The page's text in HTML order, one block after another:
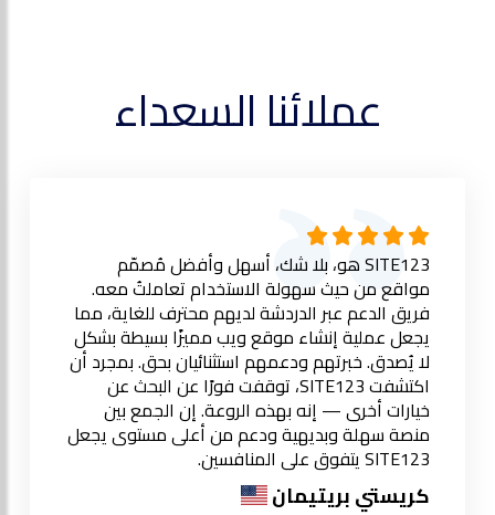
عملائنا السعداء
SITE123 هو، بلا شك، أسهل وأفضل مُصمّم
مواقع من حيث سهولة الاستخدام تعاملتُ معه.
فريق الدعم عبر الدردشة لديهم محترف للغاية، مما
يجعل عملية إنشاء موقع ويب مميزًا بسيطة بشكل
لا يُصدق. خبرتهم ودعمهم استثنائيان بحق. بمجرد أن
اكتشفت SITE123، توقفت فورًا عن البحث عن
خيارات أخرى — إنه بهذه الروعة. إن الجمع بين
منصة سهلة وبديهية ودعم من أعلى مستوى يجعل
SITE123 يتفوق على المنافسين.
كريستي بريتيمان